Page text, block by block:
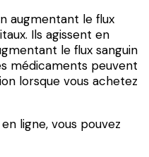
augmentant le flux
Ils agissent en
le flux sanguin
médicaments peuvent
lorsque vous achetez
ligne, vous pouvez